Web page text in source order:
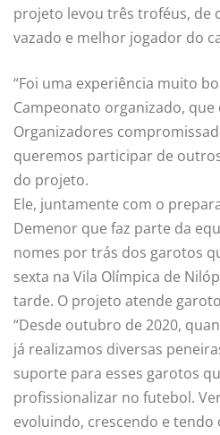
projeto levou três troféus, de
vazado e melhor jogador do
“Foi uma experiência muito
Campeonato organizado,
Organizadores
queremos participar de
do projeto.
Ele, juntamente com o
Demenor que faz parte da
nomes por trás dos garotos
sexta na Vila Olímpica de
tarde. O projeto atende
“Desde outubro de 2020,
já realizamos diversas
suporte para esses garotos
profissionalizar no futebol.
evoluindo, crescendo e